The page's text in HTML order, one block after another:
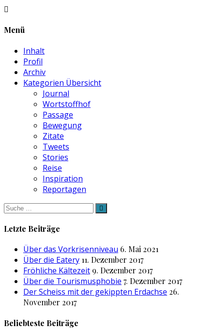
Menü
Inhalt
Profil
Archiv
Kategorien Übersicht
Journal
Wortstoffhof
Passage
Bewegung
Zitate
Tweets
Stories
Reise
Inspiration
Reportagen
Suche
nach:
Letzte Beiträge
Über das Vorkrisenniveau 6. Mai 2021
Über die Eatery 11. Dezember 2017
Fröhliche Kältezeit 9. Dezember 2017
Über die Tourismusphobie 7. Dezember 2017
Der Scheiss mit der gekippten Erdachse 26.
November 2017
Beliebteste Beiträge